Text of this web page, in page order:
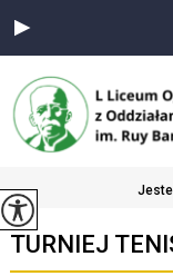
TURNIEJ